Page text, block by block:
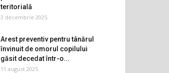
teritorială
3 decembrie 2025
Arest preventiv pentru tânărul
învinuit de omorul copilului
găsit decedat într-o...
11 august 2025